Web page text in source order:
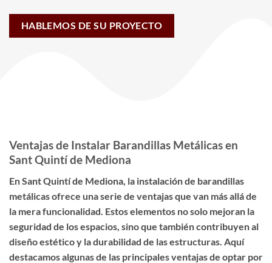
HABLEMOS DE SU PROYECTO
Ventajas de Instalar Barandillas Metálicas en
Sant Quintí de Mediona
En Sant Quintí de Mediona, la instalación de barandillas
metálicas ofrece una serie de ventajas que van más allá de
la mera funcionalidad. Estos elementos no solo mejoran la
seguridad de los espacios, sino que también contribuyen al
diseño estético y la durabilidad de las estructuras. Aquí
destacamos algunas de las principales ventajas de optar por